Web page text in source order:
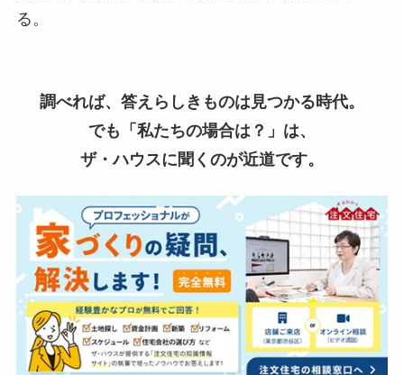
る。
調べれば、答えらしきものは見つかる時代。
でも「私たちの場合は？」は、
ザ・ハウスに聞くのが近道です。